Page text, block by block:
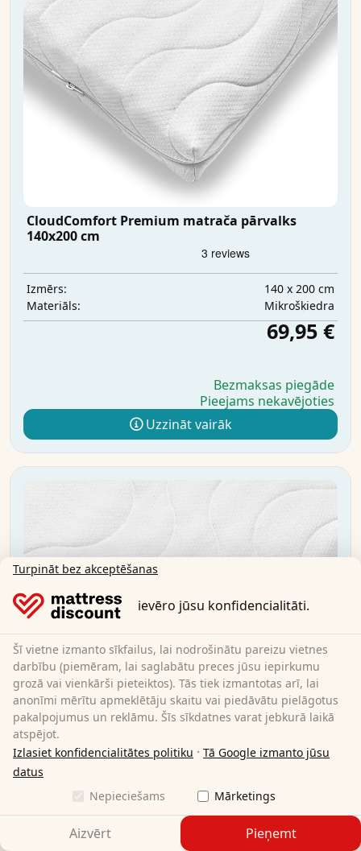
CloudComfort Premium matrača pārvalks
140x200 cm
Izmērs:
140 x 200 cm
Materiāls:
Mikrošķiedra
69,95 €
Bezmaksas piegāde
Pieejams nekavējoties
Uzzināt vairāk
CloudComfort Premium matrača pārvalks
Turpināt bez akceptēšanas
ievēro jūsu konfidencialitāti.
Šī vietne izmanto sīkfailus, lai nodrošinātu pareizu vietnes
darbību (piemēram, lai saglabātu preces jūsu iepirkumu
grozā vai vienkārši pieteiktos). Tās tiek izmantotas arī, lai
anonīmi mērītu apmeklētāju skaitu vai piedāvātu pielāgotus
pakalpojumus un reklāmu. Šīs sīkdatnes varat jebkurā laikā
atspējot.
Izlasiet konfidencialitātes politiku · Tā Google izmanto jūsu
datus
Nepieciešams
Mārketings
Aizvērt Pieņemt